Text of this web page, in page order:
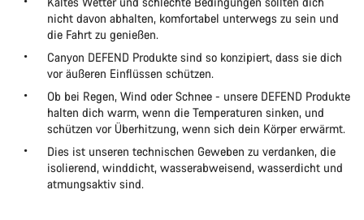
nicht davon abhalten, komfortabel unterwegs zu sein und
die Fahrt zu genießen.
Canyon DEFEND Produkte sind so konzipiert, dass sie dich
vor äußeren Einflüssen schützen.
Ob bei Regen, Wind oder Schnee - unsere DEFEND Produkte
halten dich warm, wenn die Temperaturen sinken, und
schützen vor Überhitzung, wenn sich dein Körper erwärmt.
Dies ist unseren technischen Geweben zu verdanken, die
isolierend, winddicht, wasserabweisend, wasserdicht und
atmungsaktiv sind.